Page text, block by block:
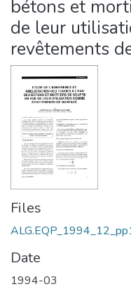
bétons et
de leur
revêtements
Files
Date
1994-03